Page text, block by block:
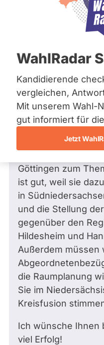
Bremen
Hamburg
Mecklenburg-
Nordrhein-
Saarland
Sachsen
Sachsen-Anhalt
Sachsen-Anhalt
Schleswig-
Thüringen
Archiv
Über uns
WahlRadar
Kandidierende
vergleichen,
Mit unserem Wahl-
gut informiert für
Jetzt
von Klaus-Dieter
Frage an
Klaus-Dieter S.
Verwaltung
Guten Tag Frau
sicher wissen Sie,
Legislaturperiode
abgestimmt
Göttingen zum
ist gut, weil sie
in
und die Stellung
gegenüber den
Hildesheim und
Außerdem müssen
die Raumplanung
Sie im
Kreisfusion
Ich wünsche Ihnen
viel Erfolg!